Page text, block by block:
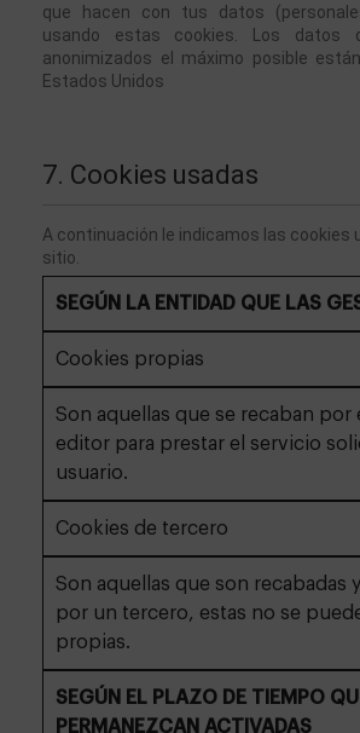
que hacen con tus datos
usando estas cookies. Los datos
anonimizados el máximo posible
Estados Unidos
7. Cookies usadas
A continuación le indicamos las cookies
sitio.
SEGÚN LA ENTIDAD QUE LAS
Cookies propias
Son aquellas que se recaban por
editor para prestar el servicio
usuario.
Cookies de tercero
Son aquellas que son recabadas
por un tercero, estas no se
propias.
SEGÚN EL PLAZO DE TIEMPO
PERMANEZCAN ACTIVADAS